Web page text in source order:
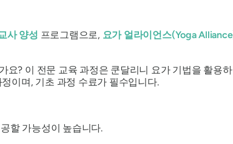
사 양성 프로그램으로, 요가 얼라이언스(Yoga
요? 이 전문 교육 과정은 쿤달리니 요가 기법을 활용
이며, 기초 과정 수료가 필수입니다.
할 가능성이 높습니다.